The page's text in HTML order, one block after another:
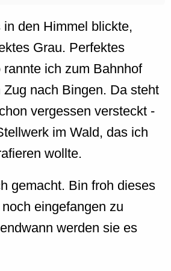
den Himmel blickte,
Grau. Perfektes
rannte ich zum Bahnhof
Zug nach Bingen. Da steht
vergessen versteckt -
im Wald, das ich
wollte.
gemacht. Bin froh dieses
eingefangen zu
werden sie es